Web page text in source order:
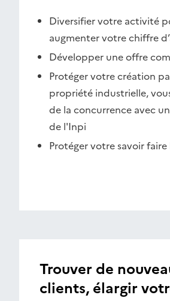
Diversifier votre activité
augmenter votre chiffre
Développer une offre
Protéger votre création
propriété industrielle,
de la concurrence avec
de l'Inpi
Protéger votre savoir faire
Trouver de
clients, élargir